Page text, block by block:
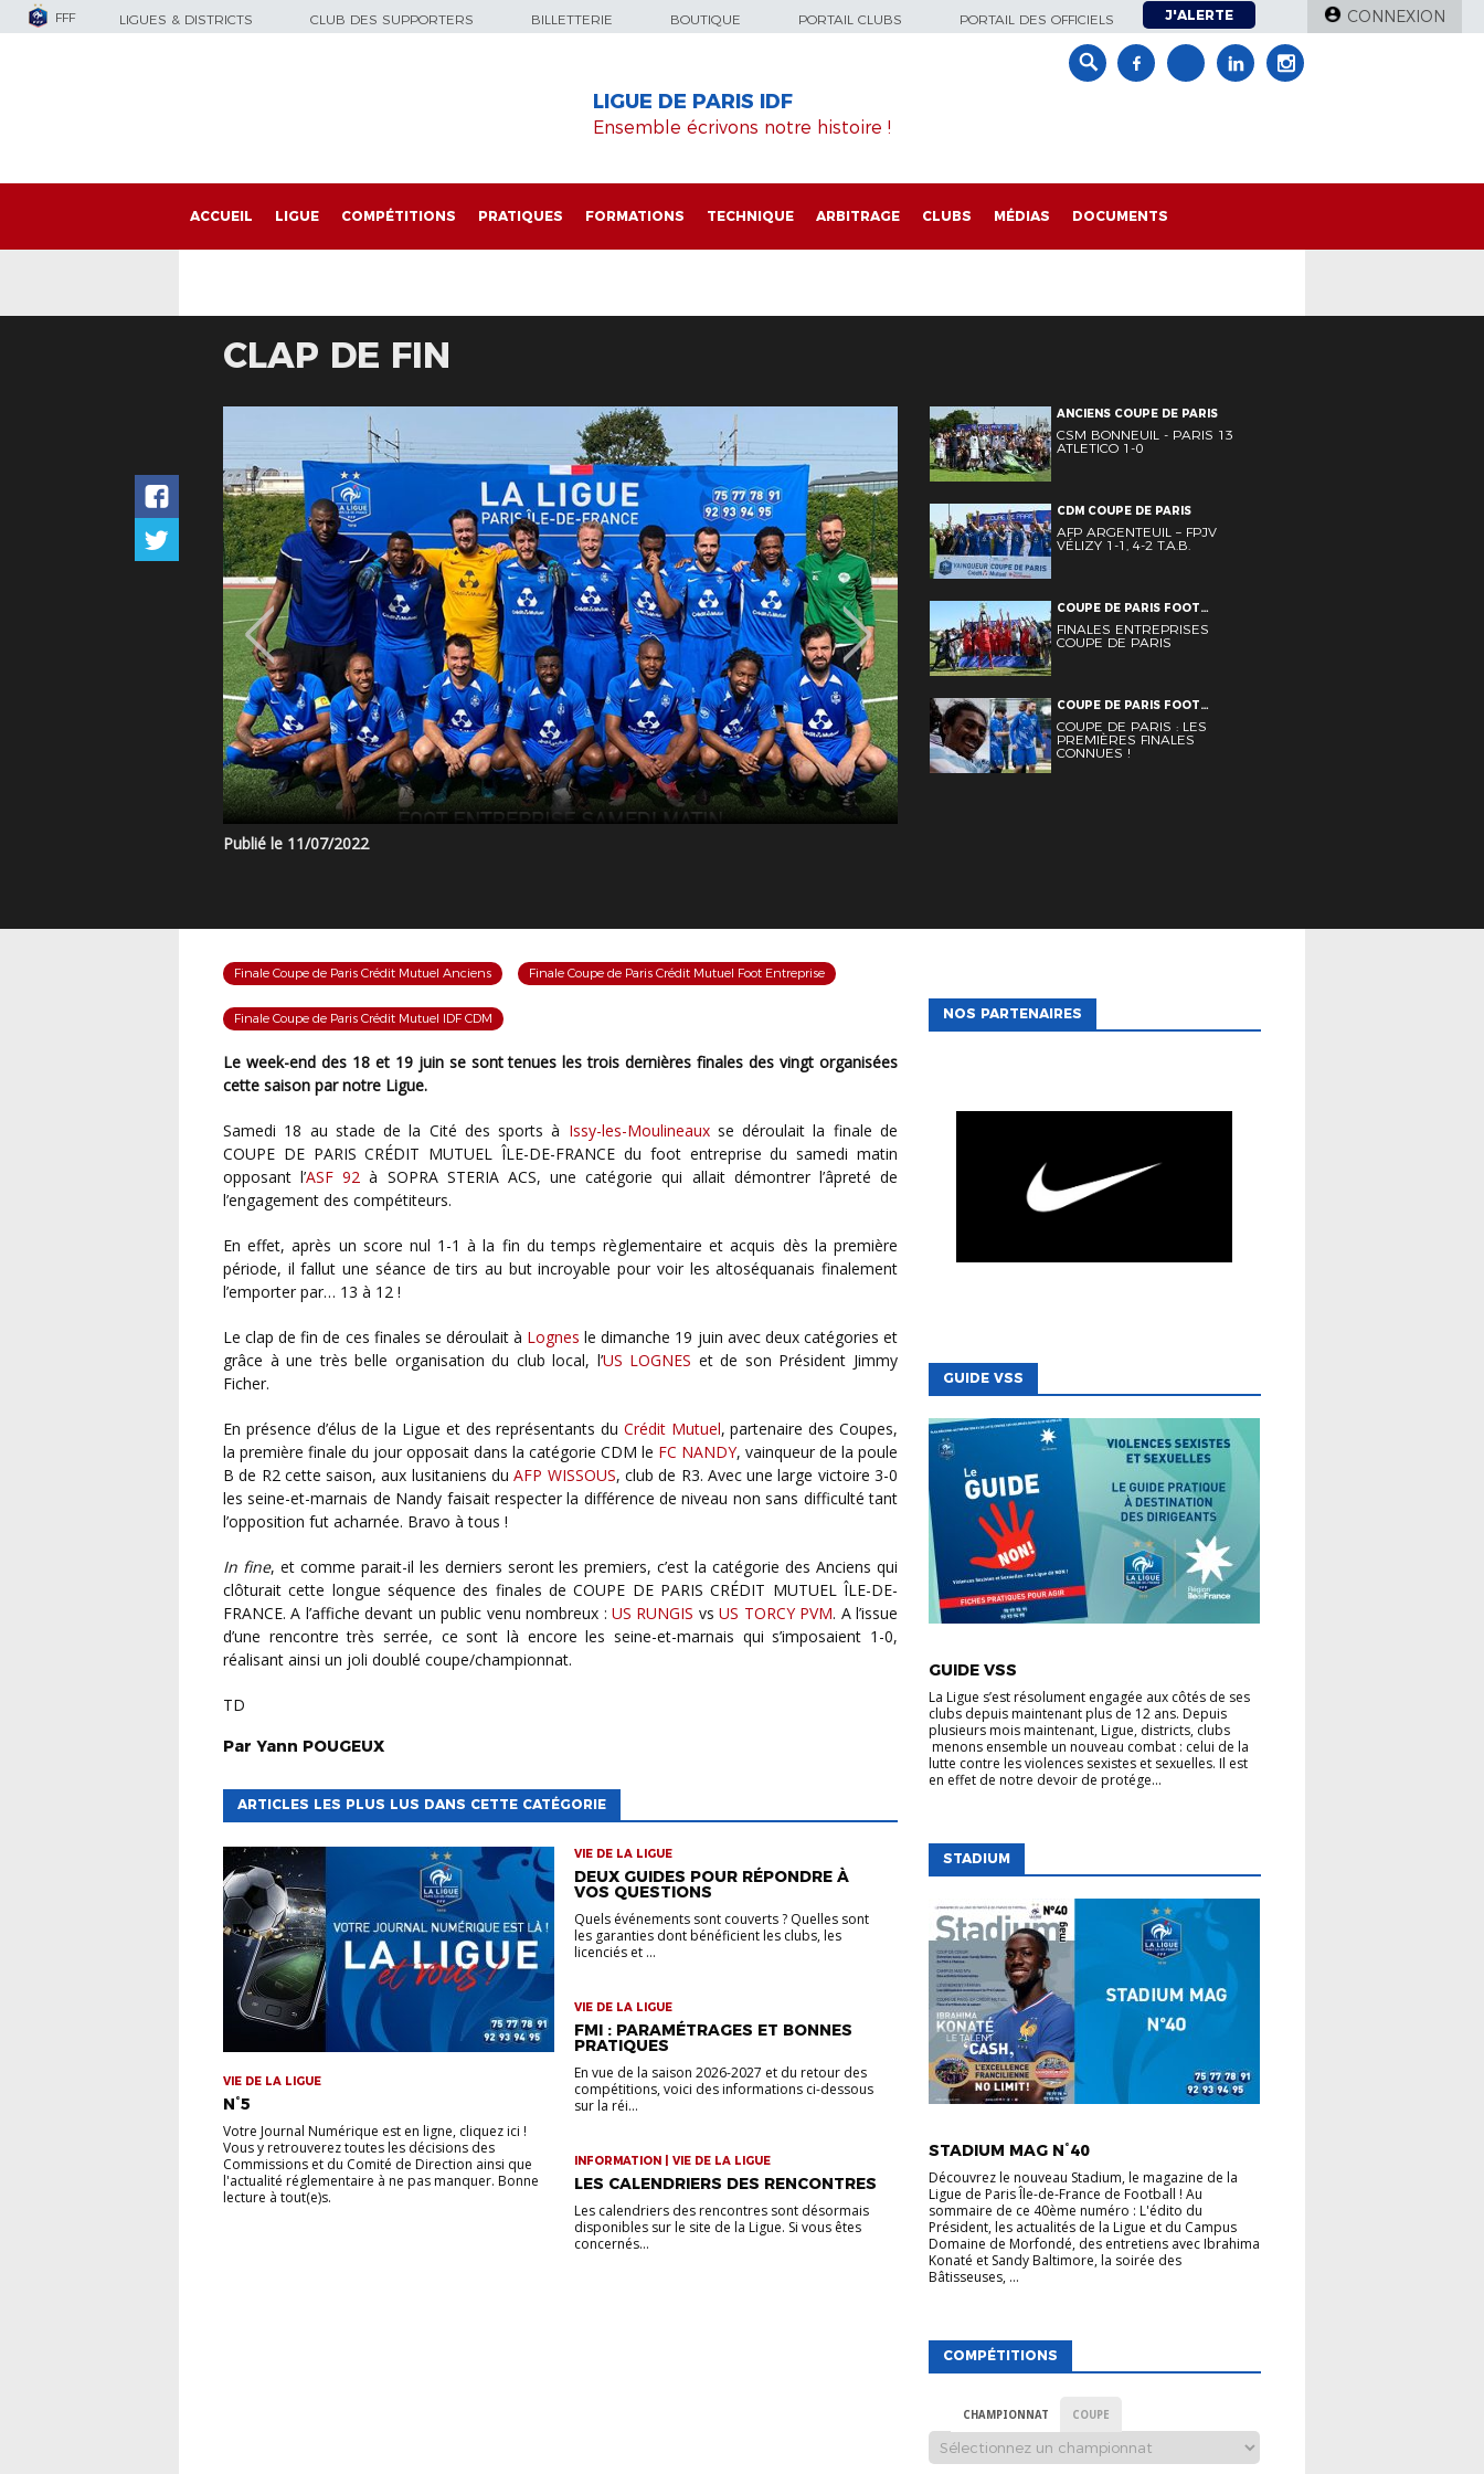
FFF LIGUES & DISTRICTS CLUB DES SUPPORTERS BILLETTERIE BOUTIQUE PORTAIL CLUBS PORTAIL DES OFFICIELS J'ALERTE CONNEXION
LIGUE DE PARIS IDF
Ensemble écrivons notre histoire !
ACCUEIL LIGUE COMPÉTITIONS PRATIQUES FORMATIONS TECHNIQUE ARBITRAGE CLUBS MÉDIAS DOCUMENTS
CLAP DE FIN
Publié le 11/07/2022
ANCIENS COUPE DE PARIS
CSM BONNEUIL - PARIS 13
ATLETICO 1-0
CDM COUPE DE PARIS
AFP ARGENTEUIL – FPJV
VÉLIZY 1-1, 4-2 T.A.B.
COUPE DE PARIS FOOT
ENTREPRISE
FINALES ENTREPRISES
COUPE DE PARIS
COUPE DE PARIS FOOT
ENTREPRISE SENIORS
COUPE DE PARIS : LES
PREMIÈRES FINALES
CONNUES !
Finale Coupe de Paris Crédit Mutuel Anciens Finale Coupe de Paris Crédit Mutuel Foot Entreprise
Finale Coupe de Paris Crédit Mutuel IDF CDM
Le week-end des 18 et 19 juin se sont tenues les trois dernières finales des vingt organisées
cette saison par notre Ligue.
Samedi 18 au stade de la Cité des sports à Issy-les-Moulineauxse déroulait la finale de
COUPE DE PARIS CRÉDIT MUTUEL ÎLE-DE-FRANCE du foot entreprise du samedi matin
opposant l’ASF 92 à SOPRA STERIA ACS, une catégorie qui allait démontrer l’âpreté de
l’engagement des compétiteurs.
En effet, après un score nul 1-1 à la fin du temps règlementaire et acquis dès la première
période, il fallut une séance de tirs au but incroyable pour voir les altoséquanais finalement
l’emporter par… 13 à 12 !
Le clap de fin de ces finales se déroulait à Lognes le dimanche 19 juin avec deux catégories et
grâce à une très belle organisation du club local, l’US LOGNES et de son Président Jimmy
Ficher.
En présence d’élus de la Ligue et des représentants du Crédit Mutuel, partenaire des Coupes,
la première finale du jour opposait dans la catégorie CDM le FC NANDY, vainqueur de la poule
B de R2 cette saison, aux lusitaniens duAFP WISSOUS, club de R3. Avec une large victoire 3-0
les seine-et-marnais de Nandy faisait respecter la différence de niveau non sans difficulté tant
l’opposition fut acharnée. Bravo à tous !
In fine, et comme parait-il les derniers seront les premiers, c’est la catégorie des Anciens qui
clôturait cette longue séquence des finales de COUPE DE PARIS CRÉDIT MUTUEL ÎLE-DE-
FRANCE. A l’affiche devant un public venu nombreux : US RUNGIS vsUS TORCY PVM. A l’issue
d’une rencontre très serrée, ce sont là encore les seine-et-marnais qui s’imposaient 1-0,
réalisant ainsi un joli doublé coupe/championnat.
TD
Par Yann POUGEUX
ARTICLES LES PLUS LUS DANS CETTE CATÉGORIE
VIE DE LA LIGUE
N°5
Votre Journal Numérique est en ligne, cliquez ici !
Vous y retrouverez toutes les décisions des
Commissions et du Comité de Direction ainsi que
l'actualité réglementaire à ne pas manquer. Bonne
lecture à tout(e)s.
VIE DE LA LIGUE
DEUX GUIDES POUR RÉPONDRE À
VOS QUESTIONS
Quels événements sont couverts ? Quelles sont
les garanties dont bénéficient les clubs, les
licenciés et ...
VIE DE LA LIGUE
FMI : PARAMÉTRAGES ET BONNES
PRATIQUES
En vue de la saison 2026-2027 et du retour des
compétitions, voici des informations ci-dessous
sur la réi...
INFORMATION | VIE DE LA LIGUE
LES CALENDRIERS DES RENCONTRES
Les calendriers des rencontres sont désormais
disponibles sur le site de la Ligue. Si vous êtes
concernés...
NOS PARTENAIRES
GUIDE VSS
GUIDE VSS
La Ligue s’est résolument engagée aux côtés de ses
clubs depuis maintenant plus de 12 ans. Depuis
plusieurs mois maintenant, Ligue, districts, clubs
menons ensemble un nouveau combat : celui de la
lutte contre les violences sexistes et sexuelles. Il est
en effet de notre devoir de protége...
STADIUM
STADIUM MAG N°40
Découvrez le nouveau Stadium, le magazine de la
Ligue de Paris Île-de-France de Football ! Au
sommaire de ce 40ème numéro : L'édito du
Président, les actualités de la Ligue et du Campus
Domaine de Morfondé, des entretiens avec Ibrahima
Konaté et Sandy Baltimore, la soirée des
Bâtisseuses, ...
COMPÉTITIONS
CHAMPIONNAT COUPE